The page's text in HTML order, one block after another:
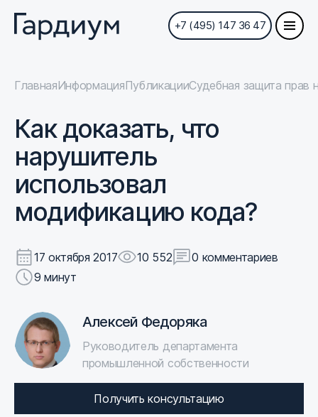
+7 (495) 147 36 47
ГлавнаяИнформацияПубликацииСудебная защита прав
Как доказать, что
нарушитель
использовал
модификацию кода?
17 октября 2017 10 552
0 комментариев
9 минут
Алексей Федоряка
Руководитель департамента
промышленной собственности
Получить консультацию